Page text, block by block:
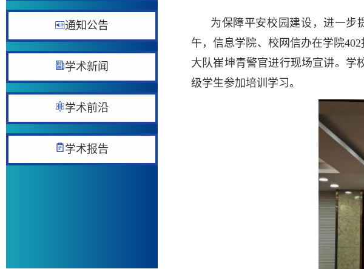
通知公告
学术新闻
学术前沿
学术报告
为保障平安校园建设，进一步
午，信息学院、校网信办在学院
大队崔坤青警官进行现场宣讲。学
级学生参加培训学习。